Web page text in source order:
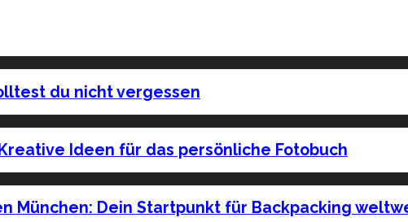
du nicht vergessen
Ideen für das persönliche Fotobuch
München: Dein Startpunkt für Backpacking